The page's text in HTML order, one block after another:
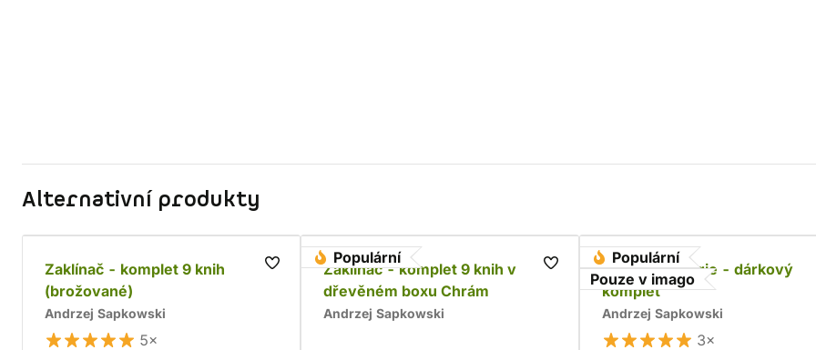
Alternativní produkty
Zaklínač - komplet 9 knih
(brožované)
Andrzej Sapkowski
5×
Populární
Zaklínač - komplet 9 knih v
dřevěném boxu Chrám
Andrzej Sapkowski
Populární
Pouze v imago
Husitská trilogie - dárkový
komplet
Andrzej Sapkowski
3×